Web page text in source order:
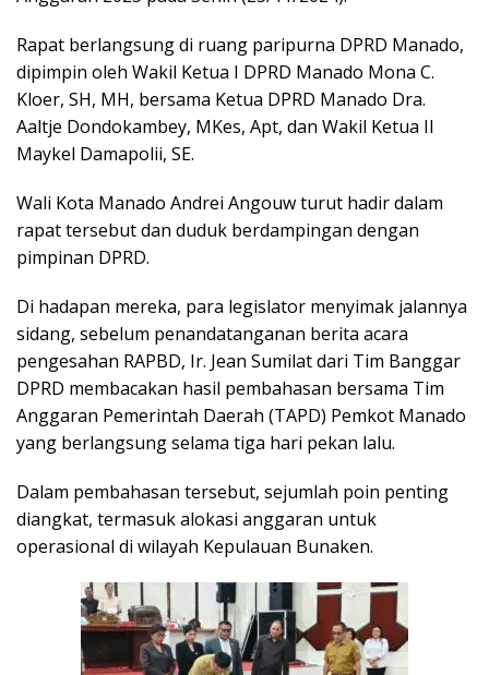
Rapat berlangsung di ruang paripurna DPRD Manado,
dipimpin oleh Wakil Ketua I DPRD Manado Mona C.
Kloer, SH, MH, bersama Ketua DPRD Manado Dra.
Aaltje Dondokambey, MKes, Apt, dan Wakil Ketua II
Maykel Damapolii, SE.
Wali Kota Manado Andrei Angouw turut hadir dalam
rapat tersebut dan duduk berdampingan dengan
pimpinan DPRD.
Di hadapan mereka, para legislator menyimak jalannya
sidang, sebelum penandatanganan berita acara
pengesahan RAPBD, Ir. Jean Sumilat dari Tim Banggar
DPRD membacakan hasil pembahasan bersama Tim
Anggaran Pemerintah Daerah (TAPD) Pemkot Manado
yang berlangsung selama tiga hari pekan lalu.
Dalam pembahasan tersebut, sejumlah poin penting
diangkat, termasuk alokasi anggaran untuk
operasional di wilayah Kepulauan Bunaken.